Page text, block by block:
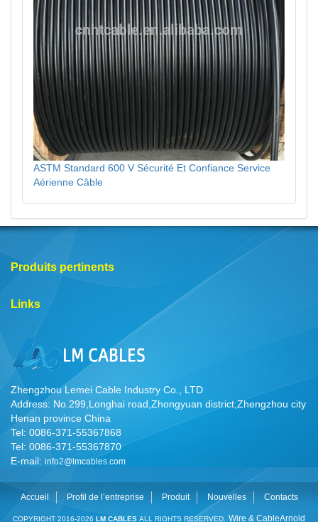
ASTM Standard 600 V Sécurité Et Confiance Service
Aérienne Câble
Produits pertinents
Links
Zhengzhou Lemei Cable Industry Co., LTD
Address: No.299,Longhai road,Zhongyuan district,Zhengzhou city
Henan province China
Tel: 0086-371-55367868
Tel: 0086-371-55367870
E-mail: info2@lmcables.com
Accueil Profil de l’entreprise Produit Nouvelles Contacts
COPYRIGHT 2016-2026 LM CABLES ALL RIGHTS RESERVED. Wire & CableArnold